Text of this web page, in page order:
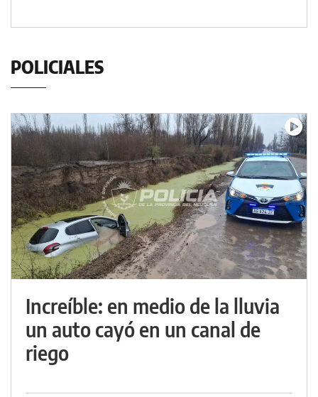
POLICIALES
Increíble: en medio de la lluvia
un auto cayó en un canal de
riego